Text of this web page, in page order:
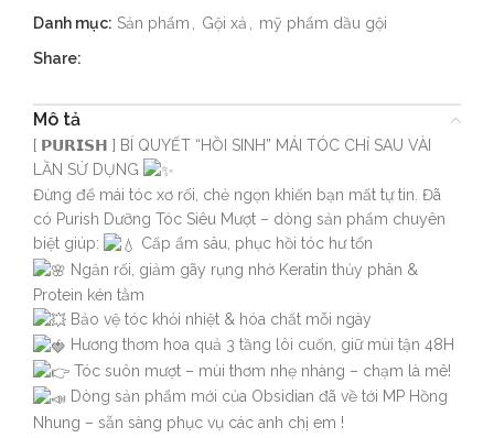
Danh mục: Sản phẩm Gội xả
mỹ phẩm dầu gội
Share:
Mô tả
[ 𝗣𝗨𝗥𝗜𝗦𝗛 ] BÍ QUYẾT “HỒI SINH” MÁI TÓC CHỈ SAU VÀI
LẦN SỬ DỤNG
Đừng để mái tóc xơ rối, chẻ ngọn khiến bạn mất tự tin. Đã
có Purish Dưỡng Tóc Siêu Mượt – dòng sản phẩm chuyên
biệt giúp:
Cấp ẩm sâu, phục hồi tóc hư tổn
Ngăn rối, giảm gãy rụng nhờ Keratin thủy phân &
Protein kén tằm
Bảo vệ tóc khỏi nhiệt & hóa chất mỗi ngày
Hương thơm hoa quả 3 tầng lôi cuốn, giữ mùi tận 48H
Tóc suôn mượt – mùi thơm nhẹ nhàng – chạm là mê!
Dòng sản phẩm mới của Obsidian đã về tới MP Hồng
Nhung – sẵn sàng phục vụ các anh chị em !